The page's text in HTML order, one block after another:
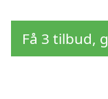
Få 3 tilbud,